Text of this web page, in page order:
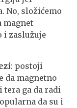
No, složićemo
magnet
i zaslužuje
: postoji
da magnetno
ga da radi
da su i